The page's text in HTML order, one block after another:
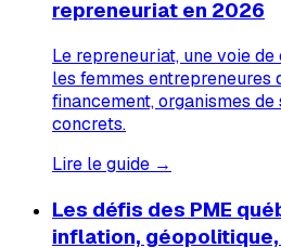
repreneuriat en 2026
Le repreneuriat, une voie
les femmes entrepreneures
financement, organismes
concrets.
Lire le guide →
Les défis des PME
inflation,